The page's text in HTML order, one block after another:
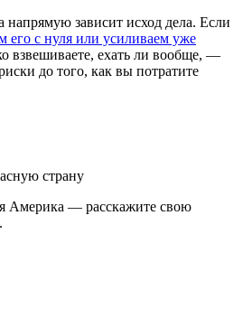
напрямую зависит исход дела. Если
его с нуля или усиливаем уже
взвешиваете, ехать ли вообще, —
до того, как вы потратите
страну
Америка — расскажите свою